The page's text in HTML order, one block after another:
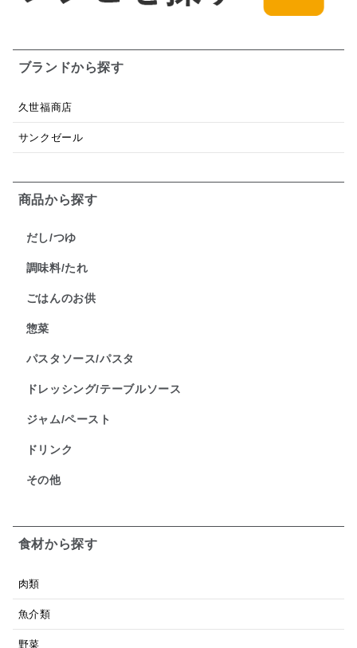
ブランドから探す
久世福商店
サンクゼール
商品から探す
だし/つゆ
調味料/たれ
ごはんのお供
惣菜
パスタソース/パスタ
ドレッシング/テーブルソース
ジャム/ペースト
ドリンク
その他
食材から探す
肉類
魚介類
野菜